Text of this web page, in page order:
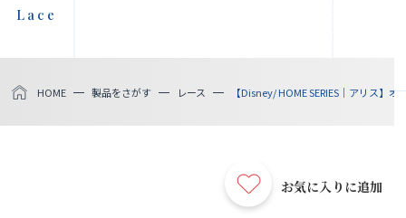
お知らせ
Lace
HOME 製品をさがす レース 【Disney/ HOME SERIES｜アリス
お気に入りに追加